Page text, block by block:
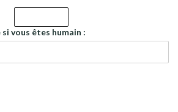
si vous êtes humain :